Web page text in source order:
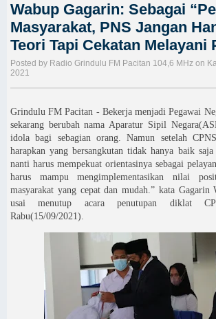
Wabup Gagarin: Sebagai
Masyarakat, PNS Jangan
Teori Tapi Cekatan Melayani
Posted by Radio Grindulu FM Pacitan 104,6 MHz on
2021
Grindulu FM Pacitan - Bekerja menjadi Pegawai
sekarang berubah nama Aparatur Sipil
idola bagi sebagian orang. Namun setelah
harapkan yang bersangkutan tidak hanya baik
nanti harus mempekuat orientasinya sebagai
harus mampu mengimplementasikan nilai
masyarakat yang cepat dan mudah.” kata Gagarin
usai menutup acara penutupan diklat
Rabu(15/09/2021).